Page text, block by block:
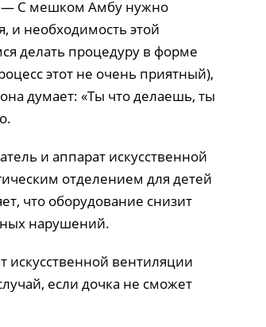
— С мешком Амбу нужно
и необходимость этой
делать процедуру в форме
этот не очень приятный),
думает: «Ты что делаешь, ты
и аппарат искусственной
отделением для детей
что оборудование снизит
нарушений.
вентиляции
если дочка не сможет